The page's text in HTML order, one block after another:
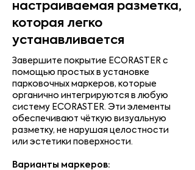
настраиваемая разметка,
которая легко
устанавливается
Завершите покрытие ECORASTER с
помощью простых в установке
парковочных маркеров, которые
органично интегрируются в любую
систему ECORASTER. Эти элементы
обеспечивают чёткую визуальную
разметку, не нарушая целостности
или эстетики поверхности.
Варианты маркеров: